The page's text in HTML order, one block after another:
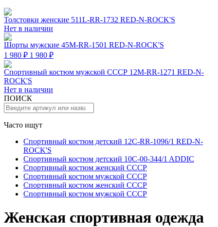
Толстовки женские 511L-RR-1732 RED-N-ROCK'S
Нет в наличии
Шорты мужские 45M-RR-1501 RED-N-ROCK'S
1 980 ₽ 1 980 ₽
Спортивный костюм мужской СССР 12M-RR-1271 RED-N-
ROCK'S
Нет в наличии
ПОИСК
Часто ищут
Спортивный костюм детский 12C-RR-1096/1 RED-N-
ROCK'S
Спортивный костюм детский 10C-00-344/1 ADDIC
Спортивный костюм женский СССР
Спортивный костюм мужской СССР
Спортивный костюм женский СССР
Спортивный костюм мужской СССР
Женская спортивная одежда